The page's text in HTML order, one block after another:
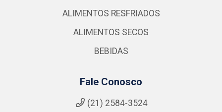
ALIMENTOS RESFRIADOS
ALIMENTOS SECOS
BEBIDAS
Fale Conosco
(21) 2584-3524